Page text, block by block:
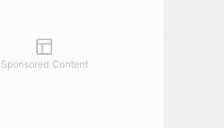
Sponsored Content